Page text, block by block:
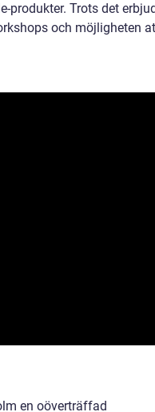
produkter. Trots det
och möjligheten
en oöverträffad